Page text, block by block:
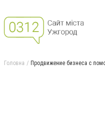
Головна Продвижение бизнеса с